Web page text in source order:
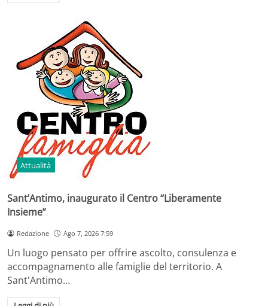
Attualità
Sant’Antimo, inaugurato il Centro “Liberamente
Insieme”
Redazione Ago 7, 2026 7:59
Un luogo pensato per offrire ascolto, consulenza e
accompagnamento alle famiglie del territorio. A
Sant'Antimo…